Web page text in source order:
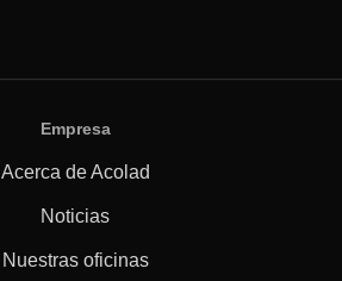
Empresa
Acerca de Acolad
Noticias
Nuestras oficinas